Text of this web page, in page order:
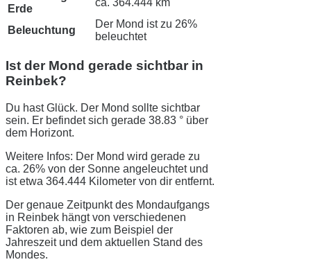
Erde
ca. 364.444 km
Beleuchtung
Der Mond ist zu 26%
beleuchtet
Ist der Mond gerade sichtbar in
Reinbek?
Du hast Glück. Der Mond sollte sichtbar
sein. Er befindet sich gerade 38.83 ° über
dem Horizont.
Weitere Infos: Der Mond wird gerade zu
ca. 26% von der Sonne angeleuchtet und
ist etwa 364.444 Kilometer von dir entfernt.
Der genaue Zeitpunkt des Mondaufgangs
in Reinbek hängt von verschiedenen
Faktoren ab, wie zum Beispiel der
Jahreszeit und dem aktuellen Stand des
Mondes.